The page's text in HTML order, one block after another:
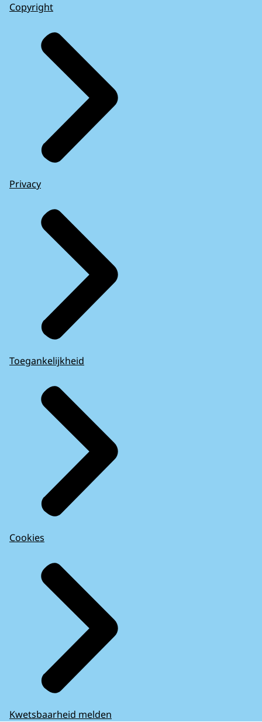
Copyright
Privacy
Toegankelijkheid
Cookies
Kwetsbaarheid melden